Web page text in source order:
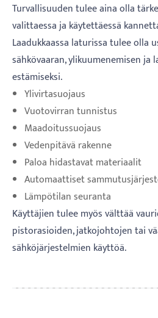
Turvallisuuden tulee aina olla
valittaessa ja käytettäessä
Laadukkaassa laturissa tulee olla
sähkövaaran, ylikuumenemisen ja
estämiseksi.
Ylivirtasuojaus
Vuotovirran tunnistus
Maadoitussuojaus
Vedenpitävä rakenne
Paloa hidastavat materiaalit
Automaattiset
Lämpötilan seuranta
Käyttäjien tulee myös välttää
pistorasioiden, jatkojohtojen tai
sähköjärjestelmien käyttöä.